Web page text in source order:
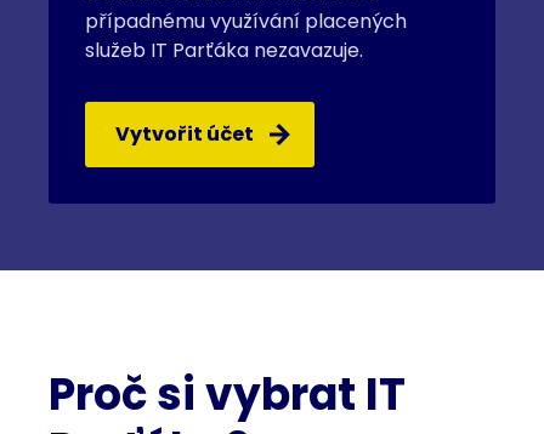
případnému využívání placených
služeb IT Parťáka nezavazuje.
Vytvořit účet
Proč si vybrat IT